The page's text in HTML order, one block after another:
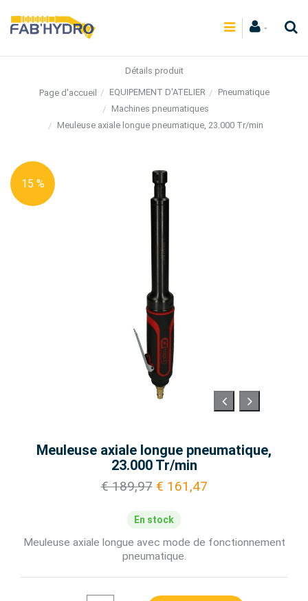
Détails produit
Page d'accueil EQUIPEMENT D'ATELIER
Pneumatique
Machines pneumatiques
Meuleuse axiale longue pneumatique, 23.000 Tr/min
15 %
Meuleuse axiale longue pneumatique,
23.000 Tr/min
€ 189,97 € 161,47
En stock
Meuleuse axiale longue avec mode de fonctionnement
pneumatique.